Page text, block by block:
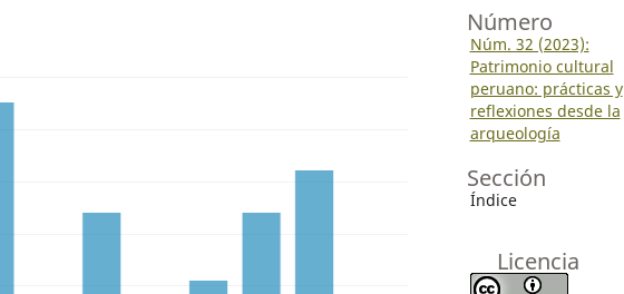
Número
Núm. 32 (2023):
Patrimonio cultural
peruano: prácticas y
reflexiones desde la
arqueología
Sección
Índice
Licencia